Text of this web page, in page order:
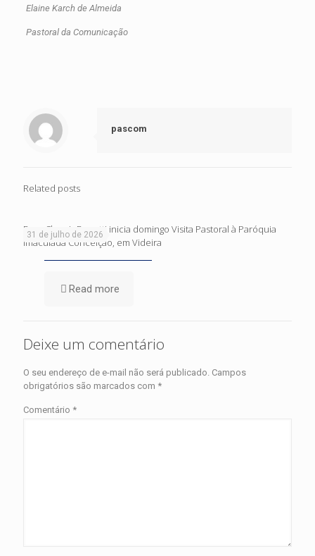
Elaine Karch de Almeida
Pastoral da Comunicação
pascom
Related posts
31 de julho de 2026
Dom Cleocir Bonetti inicia domingo Visita Pastoral à Paróquia
Imaculada Conceição, em Videira
Read more
Deixe um comentário
O seu endereço de e-mail não será publicado. Campos
obrigatórios são marcados com *
Comentário *